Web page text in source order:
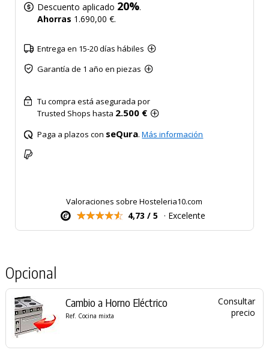
Descuento aplicado 20%.
Ahorras 1.690,00 €.
Entrega en 15-20 días hábiles
Garantía de 1 año en piezas
Tu compra está asegurada por
Trusted Shops hasta 2.500 €
Paga a plazos con seQura.Más información
Valoraciones sobre Hosteleria10.com
4,73 / 5 · Excelente
Opcional
Cambio a Horno Eléctrico
Ref. Cocina mixta
Consultar
precio